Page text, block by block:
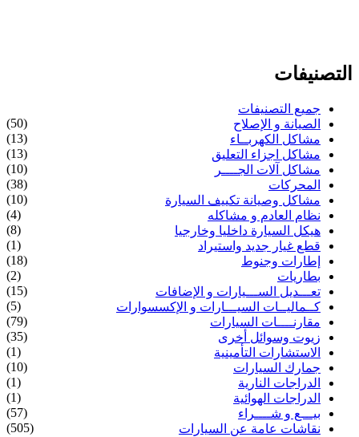
التصنيفات
جميع التصنيفات
الصيانة و الإصلاح
(50)
مشاكل الكهربــاء
(13)
مشاكل اجزاء التعليق
(13)
مشاكل آلات الجــــر
(10)
المحركات
(38)
مشاكل وصيانة تكييف السيارة
(10)
نظام العادم و مشاكله
(4)
هيكل السيارة داخليا وخارجيا
(8)
قطع غيار جديد واستيراد
(1)
إطارات وجنوط
(18)
بطاريات
(2)
تعـــديل الســـيارات و الإضافات
(15)
كــماليــات السيـــارات و الإكسسوارات
(5)
مقارنــــات السيارات
(79)
زيوت وسوائل أخرى
(35)
الاستشارات التأمينية
(1)
جمارك السيارات
(10)
الدراجات النارية
(1)
الدراجات الهوائية
(1)
بيـــع و شــــراء
(57)
نقاشات عامة عن السيارات
(505)